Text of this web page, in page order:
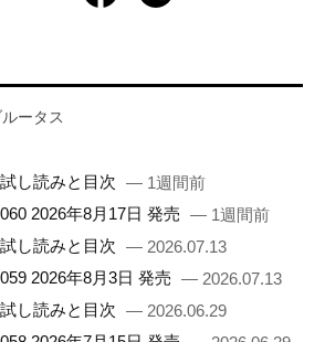
ータス
し読みと目次 — 1週間前
2026年8月17日 発売 — 1週間前
し読みと目次 — 2026.07.13
2026年8月3日 発売 — 2026.07.13
し読みと目次 — 2026.06.29